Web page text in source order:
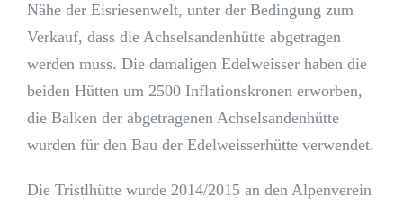
Nähe der Eisriesenwelt, unter der Bedingung zum
Verkauf, dass die Achselsandenhütte abgetragen
werden muss. Die damaligen Edelweisser haben die
beiden Hütten um 2500 Inflationskronen erworben,
die Balken der abgetragenen Achselsandenhütte
wurden für den Bau der Edelweisserhütte verwendet.
Die Tristlhütte wurde 2014/2015 an den Alpenverein